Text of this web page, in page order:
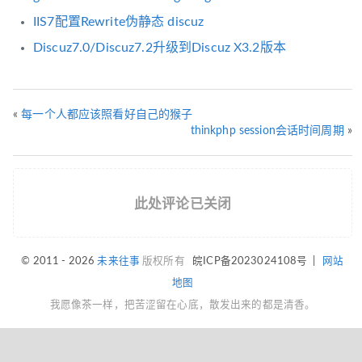
IIS7配置Rewrite伪静态 discuz
Discuz7.0/Discuz7.2升级到Discuz X3.2版本
«每一个人都应该照看好自己的猴子
thinkphp session会话时间周期 »
此处评论已关闭
© 2011 - 2026未来往事 版权所有 皖ICP备2023024108号 网站
地图
我愿像茶一样，把苦涩留在心底，散发出来的都是清香。